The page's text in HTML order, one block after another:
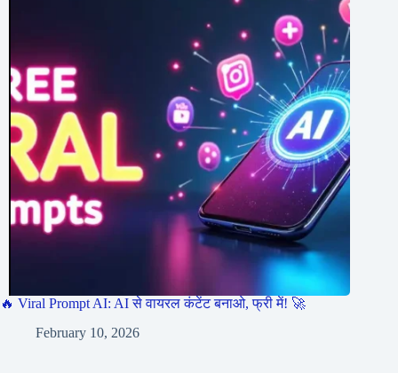
🔥 Viral Prompt AI: AI से वायरल कंटेंट बनाओ, फ्री में! 🚀
February 10, 2026